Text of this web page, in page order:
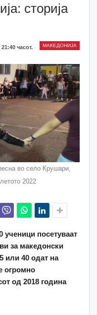
сторија
МАКЕДОНИЈА
часот.
во село Крушари,
2022
ученици посетуваат
за македонски
или 40 одат на
огромно
од 2018 година